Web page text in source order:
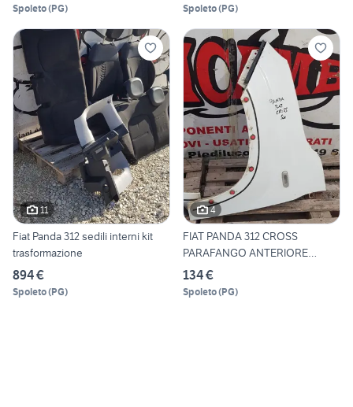
Spoleto(PG) Spoleto(PG)
11
Fiat Panda 312 sedili interni kit
trasformazione
894 €
Spoleto(PG)
4
FIAT PANDA 312 CROSS
PARAFANGO ANTERIORE
SINISTRO
134 €
Spoleto(PG)